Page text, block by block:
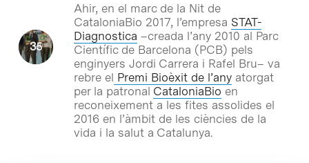
Ahir, en el marc de la Nit de
CataloniaBio 2017, l’empresa STAT-
Diagnostica –creada l’any 2010 al Parc
Científic de Barcelona (PCB) pels
enginyers Jordi Carrera i Rafel Bru– va
rebre el Premi Bioèxit de l’anyatorgat
per la patronal CataloniaBio en
reconeixement a les fites assolides el
2016 en l’àmbit de les ciències de la
vida i la salut a Catalunya.